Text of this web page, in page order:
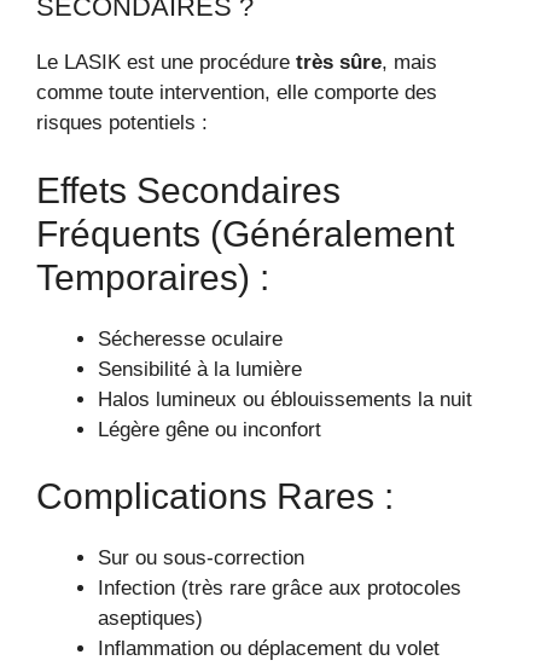
SECONDAIRES ?
Le LASIK est une procédure très sûre, mais
comme toute intervention, elle comporte des
risques potentiels :
Effets Secondaires
Fréquents (généralement
Temporaires) :
Sécheresse oculaire
Sensibilité à la lumière
Halos lumineux ou éblouissements la nuit
Légère gêne ou inconfort
Complications Rares :
Sur ou sous-correction
Infection (très rare grâce aux protocoles
aseptiques)
Inflammation ou déplacement du volet